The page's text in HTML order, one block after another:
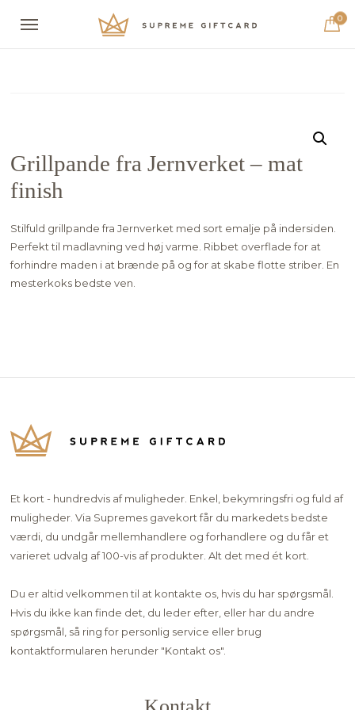
0
Grillpande fra Jernverket – mat
finish
Stilfuld grillpande fra Jernverket med sort emalje på indersiden.
Perfekt til madlavning ved høj varme. Ribbet overflade for at
forhindre maden i at brænde på og for at skabe flotte striber. En
mesterkoks bedste ven.
Et kort - hundredvis af muligheder. Enkel, bekymringsfri og fuld af
muligheder. Via Supremes gavekort får du markedets bedste
værdi, du undgår mellemhandlere og forhandlere og du får et
varieret udvalg af 100-vis af produkter. Alt det med ét kort.
Du er altid velkommen til at kontakte os, hvis du har spørgsmål.
Hvis du ikke kan finde det, du leder efter, eller har du andre
spørgsmål, så ring for personlig service eller brug
kontaktformularen herunder "Kontakt os".